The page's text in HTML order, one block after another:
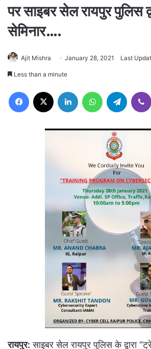
पर साइबर सेल रायपुर पुलिस
सेमिनार….
Ajit Mishra January 28, 2021 Last
Less than a minute
Facebook LinkedIn WhatsAppTelegram
रायपुर: साइबर सेल रायपुर पुलिस के द्वारा